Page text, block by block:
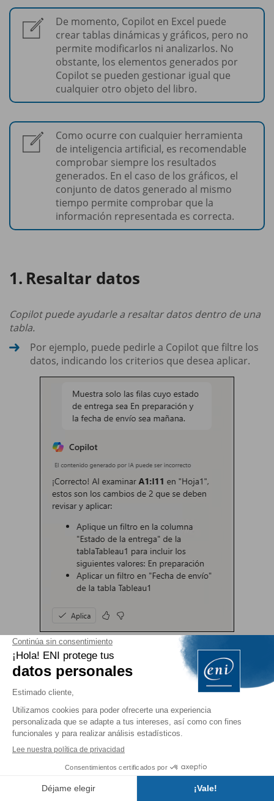
De momento, Copilot en Excel puede
crear tablas dinámicas y gráficos, pero no
permite modificarlos ni analizarlos. No
obstante, los elementos generados por
Copilot se pueden gestionar igual que
cualquier otro objeto del libro.
Como ocurre con cualquier herramienta
de inteligencia artificial, es recomendable
comprobar siempre los resultados
generados. En el caso de los gráficos, el
conjunto de datos generado al mismo
tiempo permite comprobar que la
información representada es correcta.
Resaltar datos
Copilot puede ayudarle a resaltar datos dentro de una
tabla.
Por ejemplo, puede pedirle a Copilot que filtre los
datos, indicando los criterios que desea aplicar.
Para aceptar la sugerencia, haga clic en el botón
Aplica
que aparece en la respuesta.
También puede solicitarle que ordene los datos,
especificando los criterios de ordenación
deseados.